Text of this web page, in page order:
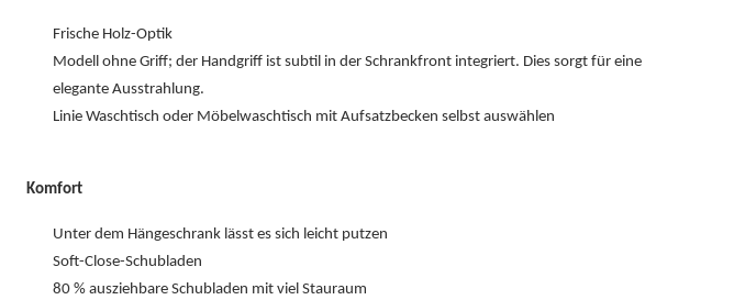
Frische Holz-Optik
Modell ohne Griff; der Handgriff ist subtil in der Schrankfront integriert. Dies sorgt für eine
elegante Ausstrahlung.
Linie Waschtisch oder Möbelwaschtisch mit Aufsatzbecken selbst auswählen
Komfort
Unter dem Hängeschrank lässt es sich leicht putzen
Soft-Close-Schubladen
80 % ausziehbare Schubladen mit viel Stauraum